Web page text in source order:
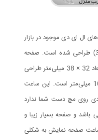
ال ای دی موجود در بازار
است که دقیقا طرح اپل واچ (سری 3) طراحی شده است. صفحه
نمایشی و مستطیل شکل ساعت در ابعاد 32 × 38 میلی‌متر طراحی
شده و ضخامت آن در قسمت بدنه 10 میلی‌متر است. این ساعت
روی مچ دست شما ندارد
باشد و صفحه بسیار زیبا و
صفحه نمایش به شکلی